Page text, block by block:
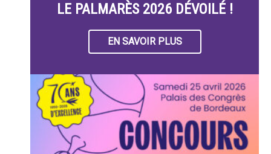
LE PALMARÈS 2026 DÉVOILÉ !
EN SAVOIR PLUS